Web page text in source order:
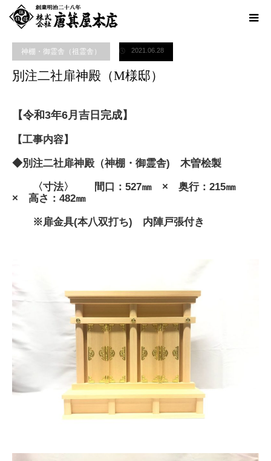
ホーム
ブログ
神棚・御霊舎（祖霊舎）
神棚・御霊舎（祖霊舎） 2021.06.28
別注二社扉神殿（M様邸）
【令和3年6月吉日完成】
【工事内容】
◆別注二社扉神殿（神棚・御霊舎) 木曽桧製
〈寸法〉 間口：527㎜ × 奥行：215㎜
× 高さ：482㎜
※扉金具(本八双打ち) 内陣戸張付き